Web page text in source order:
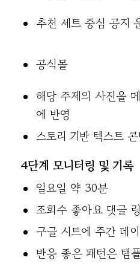
추천 세트 중심 공지
공식몰
해당 주제의 사진을
에 반영
스토리 기반 텍스트
4단계 모니터링 및 기록
일요일 약 30분
조회수 좋아요 댓글
구글 시트에 주간 데
반응 좋은 패턴은 탬